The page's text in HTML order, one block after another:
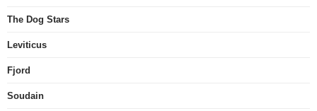
The Dog Stars
Leviticus
Fjord
Soudain